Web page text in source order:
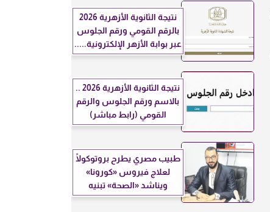
نتيجة الثانوية الأزهرية 2026
بالرقم القومي ورقم الجلوس
عبر بوابة الأزهر الإلكترونية.....
نتيجة الثانوية الأزهرية 2026 ..
بالاسم ورقم الجلوس والرقم
القومي (رابط مباشر)
طبيب مصري يطرح بروتوكولًا
لعلاج فيروس «كورونا»
ويناشد «الصحة» تبنيه